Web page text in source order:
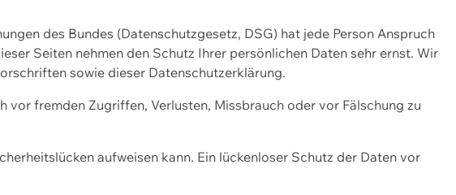
des Bundes (Datenschutzgesetz, DSG) hat jede Person Anspruch
Seiten nehmen den Schutz Ihrer persönlichen Daten sehr ernst. Wir
sowie dieser Datenschutzerklärung.
fremden Zugriffen, Verlusten, Missbrauch oder vor Fälschung zu
aufweisen kann. Ein lückenloser Schutz der Daten vor